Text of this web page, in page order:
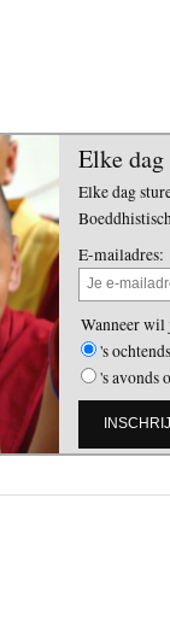
Elke
Elke dag
E-mailadres:
Wanneer wil
's
's avonds